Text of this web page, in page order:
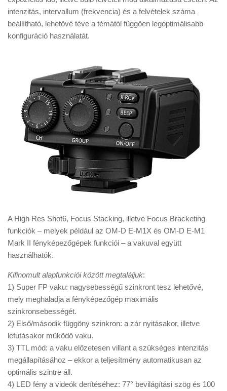
intenzitás, intervallum (frekvencia) és a felvételek száma
beállítható, lehetővé téve a témától függően legoptimálisabb
konfiguráció használatát.
A High Res Shot6, Focus Stacking, illetve Focus Bracketing
funkciók – melyek például az OM-D E-M1X és OM-D E-M1
Mark II fényképezőgépek funkciói – a vakuval együtt
használhatók.
Kifinomult alapfunkciói között megtaláljuk:
1) Super FP vaku: nagysebességű szinkront tesz lehetővé,
mely meghaladja a fényképezőgép maximális
szinkronsebességét.
2) Első/második függöny szinkron: a zár nyitásakor, illetve
lefutásakor működő vaku.
3) TTL mód: a vaku előzetesen villant a szükséges intenzitás
megállapításához – ekkor a teljesítmény automatikusan az
optimális szintre áll.
4) LED fény a videók derítéséhez: 77° bevilágítási szög és 100